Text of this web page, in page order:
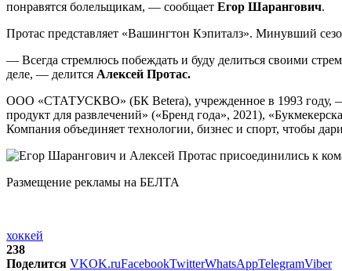
понравятся болельщикам, — сообщает Егор Шарангович.
Протас представляет «Вашингтон Кэпиталз». Минувший
— Всегда стремлюсь побеждать и буду делиться своими
деле, — делится Алексей Протас.
ООО «СТАТУСКВО» (БК Betera), учрежденное в 1993 году, —
продукт для развлечений» («Бренд года», 2021),
Компания объединяет технологии, бизнес и спорт, чтобы
Размещение рекламы на БЕЛТА
хоккей
238
Поделится VKOK.ruFacebookTwitterWhatsAppTelegramViber